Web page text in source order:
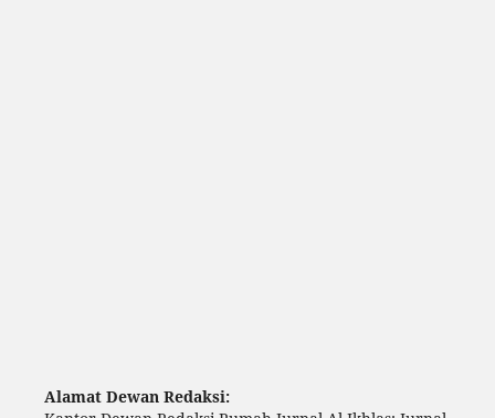
Alamat Dewan Redaksi: